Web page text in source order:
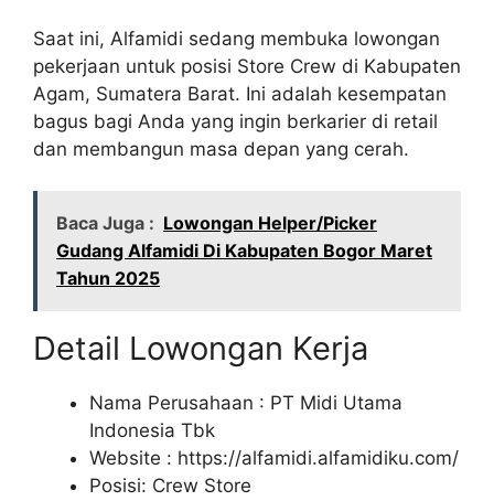
Saat ini, Alfamidi sedang membuka lowongan
pekerjaan untuk posisi Store Crew di Kabupaten
Agam, Sumatera Barat. Ini adalah kesempatan
bagus bagi Anda yang ingin berkarier di retail
dan membangun masa depan yang cerah.
Baca Juga : Lowongan Helper/Picker
Gudang Alfamidi Di Kabupaten Bogor Maret
Tahun 2025
Detail Lowongan Kerja
Nama Perusahaan : PT Midi Utama
Indonesia Tbk
Website : https://alfamidi.alfamidiku.com/
Posisi: Crew Store